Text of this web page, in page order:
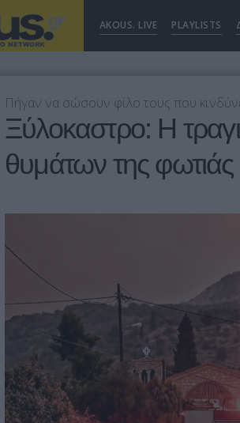
AKOUS. LIVE PLAYLISTS
Πήγαν να σώσουν φίλο τους που
Ξύλοκαστρο: Η
θυμάτων της φωτιάς